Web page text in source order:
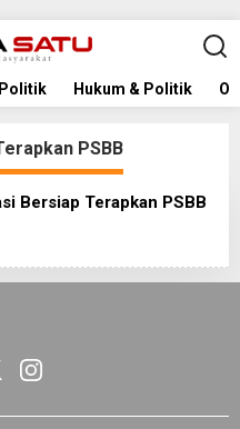
Politik Hukum & Politik
PSBB
Bersiap Terapkan PSBB